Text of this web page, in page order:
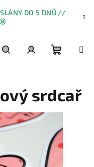
DO 5 DNŮ //
košík
srdcař